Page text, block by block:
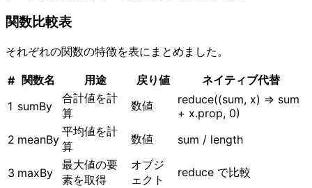
関数比較表
それぞれの関数の特徴を表にまとめました。
# 関数名 用途 戻り値
ネイティブ代替
1 sumBy
合計値を計
算
数値
reduce((sum, x) => sum
+ x.prop, 0)
2 meanBy
平均値を計
算
数値 sum / length
3 maxBy
最大値の要
素を取得
オブジ
ェクト
reduce で比較